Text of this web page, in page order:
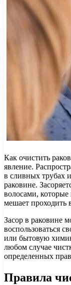
Как очистить
явление.
в сливных трубах
раковине.
волосами,
мешает проходить
Засор в раковине
воспользоваться
или бытовую
любом случае
определенных
Правила